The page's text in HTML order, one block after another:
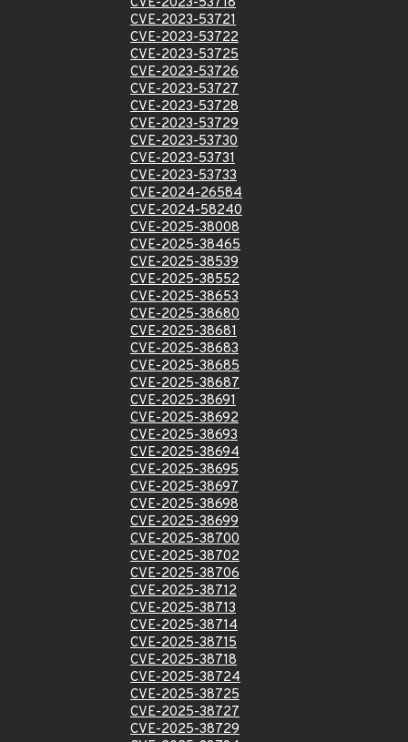
CVE-2023-53721
CVE-2023-53722
CVE-2023-53725
CVE-2023-53726
CVE-2023-53727
CVE-2023-53728
CVE-2023-53729
CVE-2023-53730
CVE-2023-53731
CVE-2023-53733
CVE-2024-26584
CVE-2024-58240
CVE-2025-38008
CVE-2025-38465
CVE-2025-38539
CVE-2025-38552
CVE-2025-38653
CVE-2025-38680
CVE-2025-38681
CVE-2025-38683
CVE-2025-38685
CVE-2025-38687
CVE-2025-38691
CVE-2025-38692
CVE-2025-38693
CVE-2025-38694
CVE-2025-38695
CVE-2025-38697
CVE-2025-38698
CVE-2025-38699
CVE-2025-38700
CVE-2025-38702
CVE-2025-38706
CVE-2025-38712
CVE-2025-38713
CVE-2025-38714
CVE-2025-38715
CVE-2025-38718
CVE-2025-38724
CVE-2025-38725
CVE-2025-38727
CVE-2025-38729